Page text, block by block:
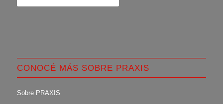
CONOCÉ MÁS SOBRE PRAXIS
Sobre PRAXIS